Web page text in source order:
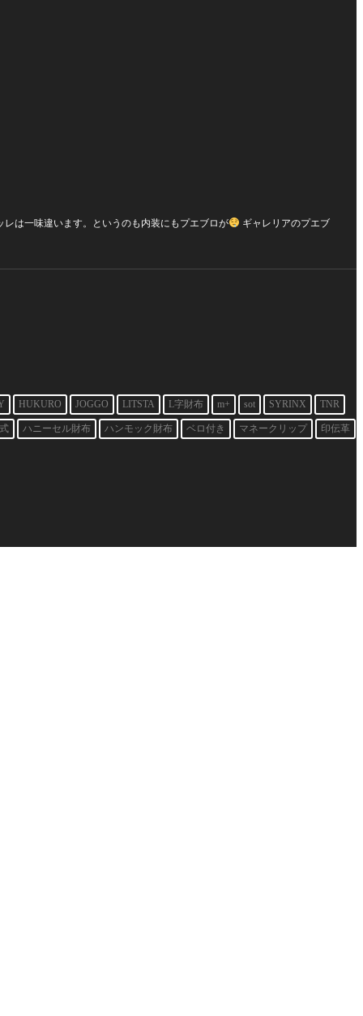
は一味違います。というのも内装にもプエブロが
ギャレリアのプエブ
HUKURO JOGGO LITSTA L字財布 m+ sot SYRINX TNR
ハニーセル財布 ハンモック財布 ベロ付き マネークリップ 印伝革